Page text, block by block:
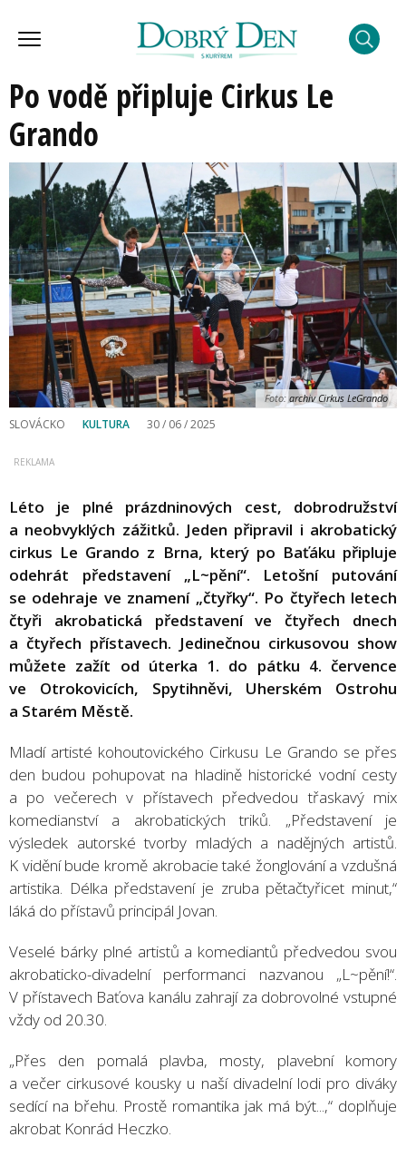
Po vodě připluje Cirkus Le
Grando
Foto: archiv Cirkus LeGrando
SLOVÁCKO KULTURA 30 / 06 / 2025
Léto je plné prázdninových cest, dobrodružství
a neobvyklých zážitků. Jeden připravil i akrobatický
cirkus Le Grando z Brna, který po Baťáku připluje
odehrát představení „L~pění“. Letošní putování
se odehraje ve znamení „čtyřky“. Po čtyřech letech
čtyři akrobatická představení ve čtyřech dnech
a čtyřech přístavech. Jedinečnou cirkusovou show
můžete zažít od úterka 1. do pátku 4. července
ve Otrokovicích, Spytihněvi, Uherském Ostrohu
a Starém Městě.
Mladí artisté kohoutovického Cirkusu Le Grando se přes
den budou pohupovat na hladině historické vodní cesty
a po večerech v přístavech předvedou třaskavý mix
komedianství a akrobatických triků. „Představení je
výsledek autorské tvorby mladých a nadějných artistů.
K vidění bude kromě akrobacie také žonglování a vzdušná
artistika. Délka představení je zruba pětačtyřicet minut,“
láká do přístavů principál Jovan.
Veselé bárky plné artistů a komediantů předvedou svou
akrobaticko-divadelní performanci nazvanou „L~pění!“.
V přístavech Baťova kanálu zahrají za dobrovolné vstupné
vždy od 20.30.
„Přes den pomalá plavba, mosty, plavební komory
a večer cirkusové kousky u naší divadelní lodi pro diváky
sedící na břehu. Prostě romantika jak má být...,“ doplňuje
akrobat Konrád Heczko.